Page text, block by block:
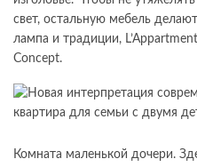
свет, остальную мебель
лампа и традиции,
Concept.
Комната маленькой дочери.